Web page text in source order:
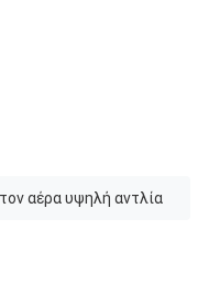
αέρα υψηλή αντλία